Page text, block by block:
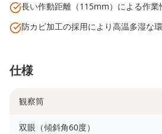
長い作動距離（115mm）による作業
防カビ加工の採用により高温多湿な
仕様
観察筒
双眼（傾斜角60度）